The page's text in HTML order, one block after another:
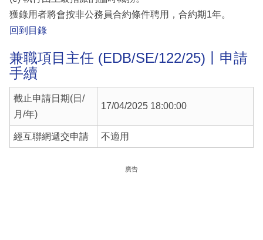
獲錄用者將會按非公務員合約條件聘用，合約期1年。
回到目錄
兼職項目主任 (EDB/SE/122/25)丨申請
手續
截止申請日期(日/
月/年)
17/04/2025 18:00:00
經互聯網遞交申請 不適用
廣告